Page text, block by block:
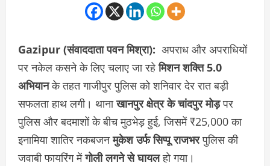
Gazipur (संवाददाता पवन मिश्रा): अपराध और अपराधियों
पर नकेल कसने के लिए चलाए जा रहेमिशन शक्ति 5.0
अभियानके तहत गाजीपुर पुलिस को शनिवार देर रात बड़ी
सफलता हाथ लगी। थानाखानपुर क्षेत्र के चांदपुर मोड़पर
पुलिस और बदमाशों के बीच मुठभेड़ हुई, जिसमें ₹25,000 का
इनामिया शातिर नकबजनमुकेश उर्फ सिप्पू राजभरपुलिस की
जवाबी फायरिंग मेंगोली लगने से घायलहो गया।